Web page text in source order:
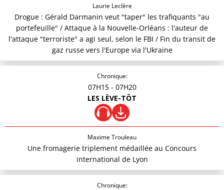
Laurie Leclère
Drogue : Gérald Darmanin veut "taper" les trafiquants "au
portefeuille" / Attaque à la Nouvelle-Orléans : l'auteur de
l'attaque "terroriste" a agi seul, selon le FBI / Fin du transit de
gaz russe vers l'Europe via l'Ukraine
Chronique:
07H15 - 07H20
LES LÈVE-TÔT
Maxime Trouleau
Une fromagerie triplement médaillée au Concours
international de Lyon
Chronique: